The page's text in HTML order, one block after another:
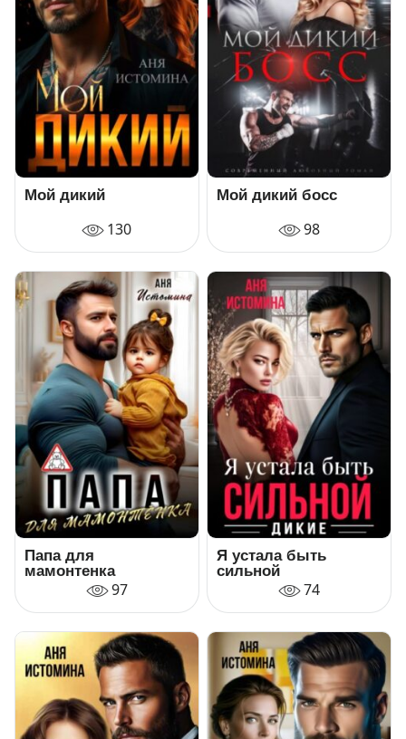
Мой дикий
130
Мой дикий босс
98
Папа для
мамонтенка
97
Я устала быть
сильной
74